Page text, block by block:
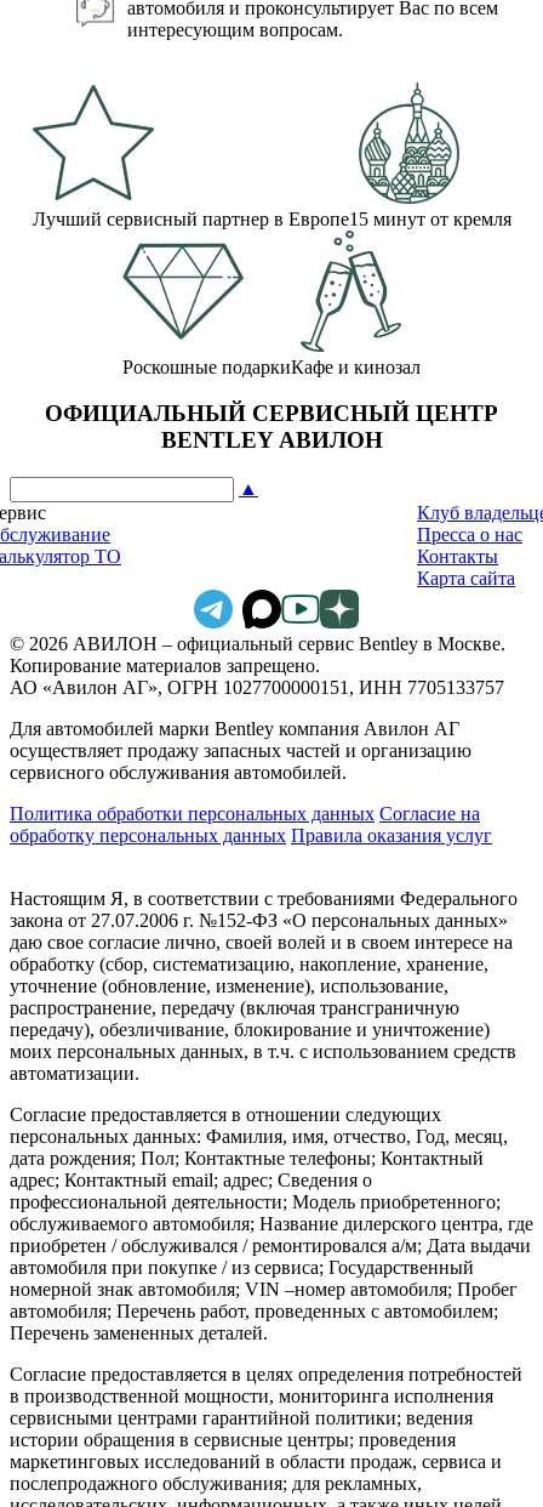
автомобиля и проконсультирует Вас по всем
интересующим вопросам.
Лучший сервисный партнер в Европе15 минут от кремля
Роскошные подаркиКафе и кинозал
ОФИЦИАЛЬНЫЙ СЕРВИСНЫЙ ЦЕНТР
BENTLEY АВИЛОН
▲
ТО
Клуб
Пресса о нас
Контакты
Карта сайта
© 2026 АВИЛОН – официальный сервис Bentley в Москве.
Копирование материалов запрещено.
АО «Авилон АГ», ОГРН 1027700000151, ИНН 7705133757
Для автомобилей марки Bentley компания Авилон АГ
осуществляет продажу запасных частей и организацию
сервисного обслуживания автомобилей.
Политика обработки персональных данных Соглаcие на
обработку персональных данных Правила оказания услуг
Настоящим Я, в соответствии с требованиями Федерального
закона от 27.07.2006 г. №152-ФЗ «О персональных данных»
даю свое согласие лично, своей волей и в своем интересе на
обработку (сбор, систематизацию, накопление, хранение,
уточнение (обновление, изменение), использование,
распространение, передачу (включая трансграничную
передачу), обезличивание, блокирование и уничтожение)
моих персональных данных, в т.ч. с использованием средств
автоматизации.
Согласие предоставляется в отношении следующих
персональных данных: Фамилия, имя, отчество, Год, месяц,
дата рождения; Пол; Контактные телефоны; Контактный
адрес; Контактный email; адрес; Сведения о
профессиональной деятельности; Модель приобретенного;
обслуживаемого автомобиля; Название дилерского центра, где
приобретен / обслуживался / ремонтировался а/м; Дата выдачи
автомобиля при покупке / из сервиса; Государственный
номерной знак автомобиля; VIN –номер автомобиля; Пробег
автомобиля; Перечень работ, проведенных с автомобилем;
Перечень замененных деталей.
Согласие предоставляется в целях определения потребностей
в производственной мощности, мониторинга исполнения
сервисными центрами гарантийной политики; ведения
истории обращения в сервисные центры; проведения
маркетинговых исследований в области продаж, сервиса и
послепродажного обслуживания; для рекламных,